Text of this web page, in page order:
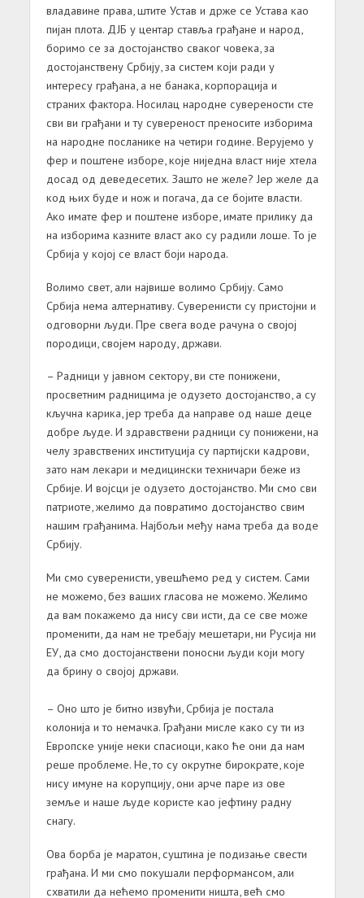
владавине права, штите Устав и држе се Устава као
пијан плота. ДЈБ у центар ставља грађане и народ,
боримо се за достојанство сваког човека, за
достојанствену Србију, за систем који ради у
интересу грађана, а не банака, корпорација и
страних фактора. Носилац народне суверености сте
сви ви грађани и ту сувереност преносите изборима
на народне посланике на четири године. Верујемо у
фер и поштене изборе, које ниједна власт није хтела
досад од деведесетих. Зашто не желе? Јер желе да
код њих буде и нож и погача, да се бојите власти.
Ако имате фер и поштене изборе, имате прилику да
на изборима казните власт ако су радили лоше. То је
Србија у којој се власт боји народа.
Волимо свет, али највише волимо Србију. Само
Србија нема алтернативу. Суверенисти су пристојни и
одговорни људи. Пре свега воде рачуна о својој
породици, својем народу, држави.
– Радници у јавном сектору, ви сте понижени,
просветним радницима је одузето достојанство, а су
кључна карика, јер треба да направе од наше деце
добре људе. И здравствени радници су понижени, на
челу зравствених институција су партијски кадрови,
зато нам лекари и медицински техничари беже из
Србије. И војсци је одузето достојанство. Ми смо сви
патриоте, желимо да повратимо достојанство свим
нашим грађанима. Најбољи међу нама треба да воде
Србију.
Ми смо суверенисти, увешћемо ред у систем. Сами
не можемо, без ваших гласова не можемо. Желимо
да вам покажемо да нису сви исти, да се све може
променити, да нам не требају мешетари, ни Русија ни
ЕУ, да смо достојанствени поносни људи који могу
да брину о својој држави.
– Оно што је битно извући, Србија је постала
колонија и то немачка. Грађани мисле како су ти из
Европске уније неки спасиоци, како ће они да нам
реше проблеме. Не, то су окрутне бирократе, које
нису имуне на корупцију, они арче паре из ове
земље и наше људе користе као јефтину радну
снагу.
Ова борба је маратон, суштина је подизање свести
грађана. И ми смо покушали перформансом, али
схватили да нећемо променити ништа, већ смо